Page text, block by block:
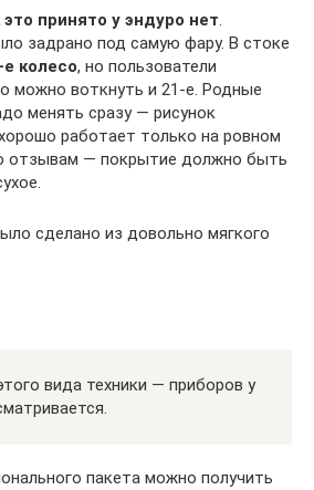
принято у эндуро нет.
задрано под самую фару. В стоке
е колесо, но пользователи
можно воткнуть и 21-е. Родные
менять сразу — рисунок
работает только на ровном
отзывам — покрытие должно быть
сделано из довольно мягкого
вида техники — приборов у
пакета можно получить